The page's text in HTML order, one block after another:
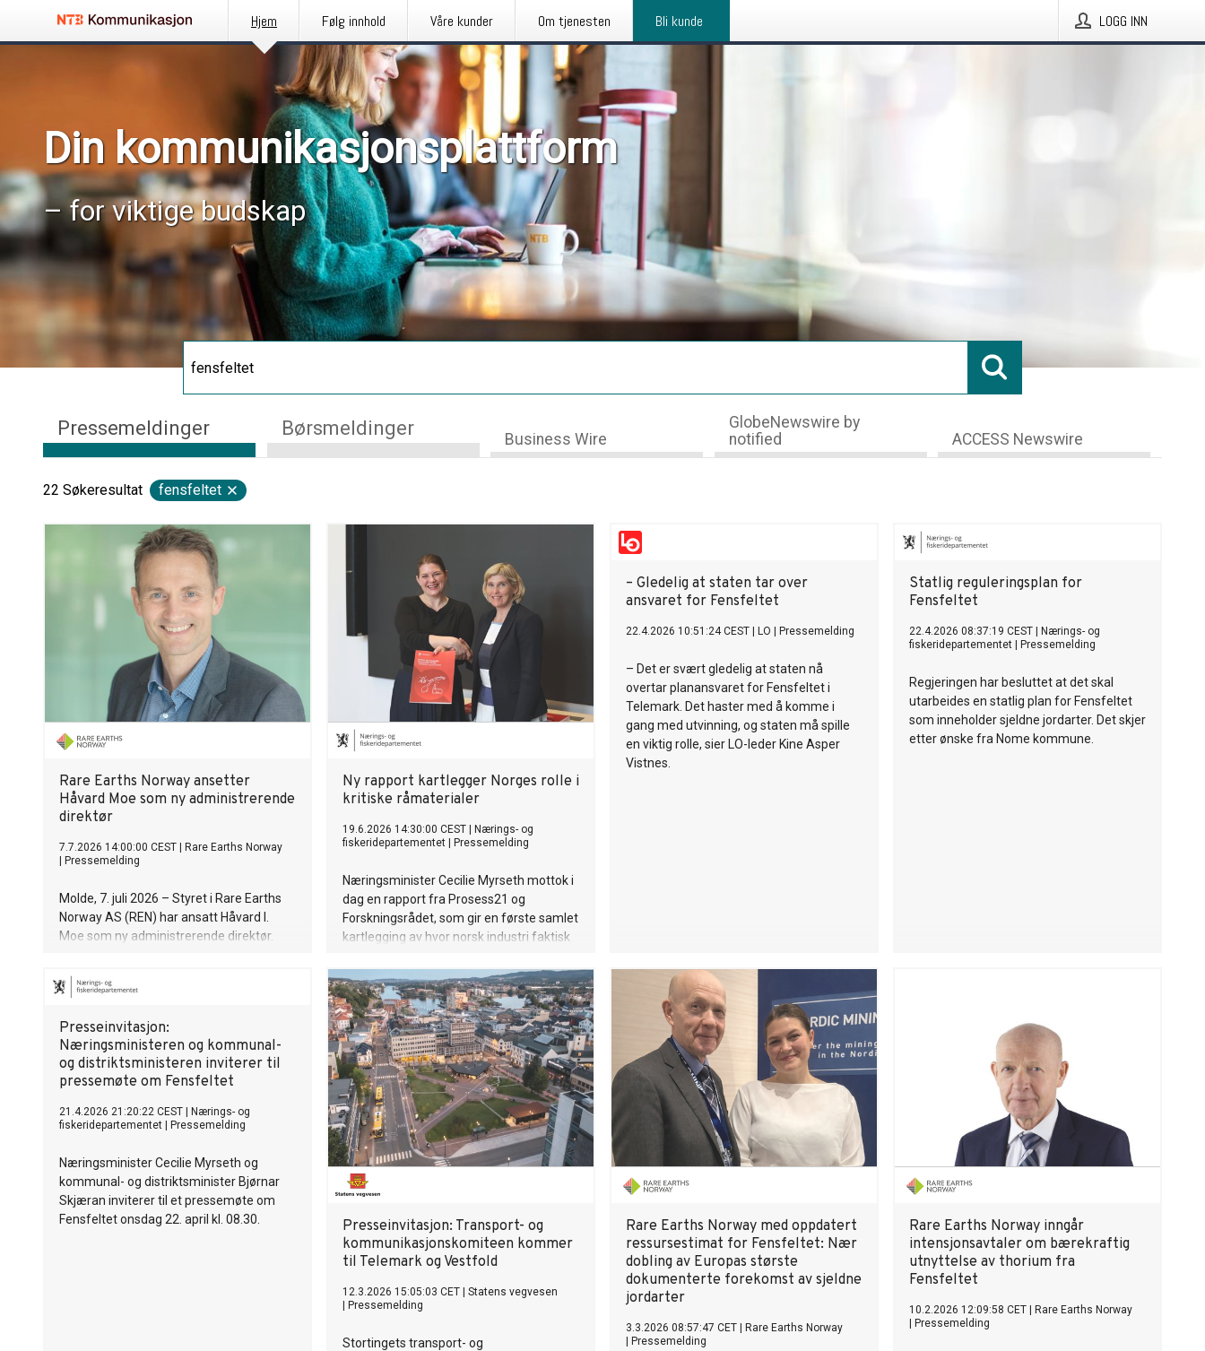
Hjem Følg innhold Våre kunder Om tjenesten Bli kunde LOGG INN
Din kommunikasjonsplattform
– for viktige budskap
Pressemeldinger Børsmeldinger Business Wire
GlobeNewswire by
notified
ACCESS Newswire
22 Søkeresultat fensfeltet
Rare Earths Norway ansetter
Håvard Moe som ny administrerende
direktør
7.7.2026 14:00:00 CEST
Rare Earths Norway
Pressemelding
Molde, 7. juli 2026 – Styret i Rare Earths
Norway AS (REN) har ansatt Håvard I.
Moe som ny administrerende direktør.
overtar etter Alf Reistad.
Ny rapport kartlegger Norges rolle i
kritiske råmaterialer
19.6.2026 14:30:00 CEST
Nærings- og
fiskeridepartementet
Pressemelding
Næringsminister Cecilie Myrseth mottok i
dag en rapport fra Prosess21 og
Forskningsrådet, som gir en første samlet
kartlegging av hvor norsk industri faktisk
– Gledelig at staten tar over
ansvaret for Fensfeltet
22.4.2026 10:51:24 CEST LO Pressemelding
– Det er svært gledelig at staten nå
overtar planansvaret for Fensfeltet i
Telemark. Det haster med å komme i
gang med utvinning, og staten må spille
en viktig rolle, sier LO-leder Kine Asper
Vistnes.
Statlig reguleringsplan for
Fensfeltet
22.4.2026 08:37:19 CEST
Nærings- og
fiskeridepartementet
Pressemelding
Regjeringen har besluttet at det skal
utarbeides en statlig plan for Fensfeltet
som inneholder sjeldne jordarter. Det skjer
etter ønske fra Nome kommune.
Presseinvitasjon:
Næringsministeren og kommunal-
og distriktsministeren inviterer til
pressemøte om Fensfeltet
21.4.2026 21:20:22 CEST
Nærings- og
fiskeridepartementet
Pressemelding
Næringsminister Cecilie Myrseth og
kommunal- og distriktsminister Bjørnar
Skjæran inviterer til et pressemøte om
Fensfeltet onsdag 22. april kl. 08.30.
Presseinvitasjon: Transport- og
kommunikasjonskomiteen kommer
til Telemark og Vestfold
12.3.2026 15:05:03 CET
Statens vegvesen
Pressemelding
Stortingets transport- og
Rare Earths Norway med oppdatert
ressursestimat for Fensfeltet: Nær
dobling av Europas største
dokumenterte forekomst av sjeldne
jordarter
3.3.2026 08:57:47 CET
Rare Earths Norway
Pressemelding
Rare Earths Norway inngår
intensjonsavtaler om bærekraftig
utnyttelse av thorium fra
Fensfeltet
10.2.2026 12:09:58 CET
Rare Earths Norway
Pressemelding